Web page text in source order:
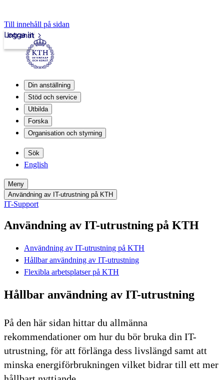
Till innehåll på sidan
Intranät
Logga in
Din anställning
Stöd och service
Utbilda
Forska
Organisation och styrning
Sök
English
Meny
Användning av IT-utrustning på KTH
IT-Support
Användning av IT-utrustning på KTH
Användning av IT-utrustning på KTH
Hållbar användning av IT-utrustning
Flexibla arbetsplatser på KTH
Hållbar användning av IT-utrustning
På den här sidan hittar du allmänna
rekommendationer om hur du bör bruka din IT-
utrustning, för att förlänga dess livslängd samt att
minska energiförbrukningen vilket bidrar till ett mer